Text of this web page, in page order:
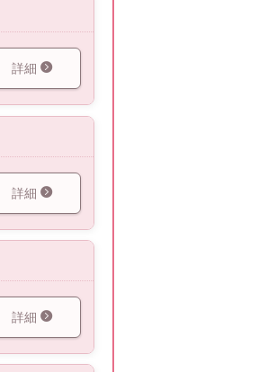
詳細
詳細
詳細